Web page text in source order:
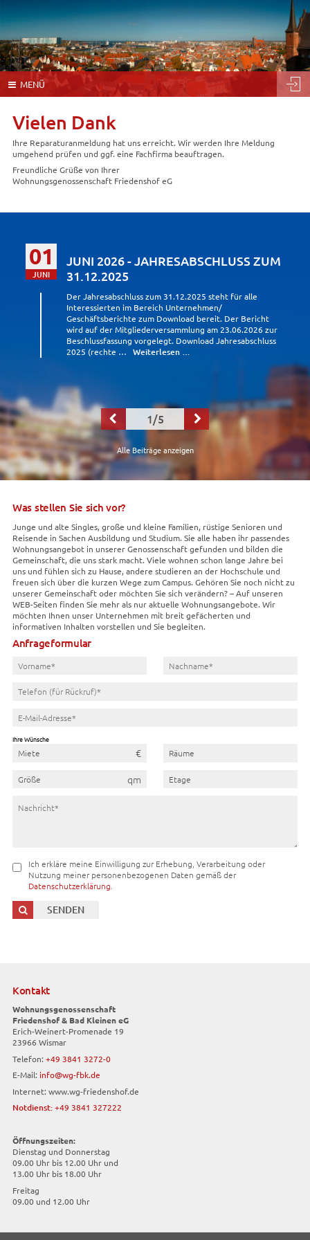
überspringen
MENÜ
Vielen Dank
Ihre Reparaturanmeldung hat uns erreicht. Wir werden Ihre Meldung
umgehend prüfen und ggf. eine Fachfirma beauftragen.
Freundliche Grüße von Ihrer
Wohnungsgenossenschaft Friedenshof eG
01
JUNI
JUNI 2026 - JAHRESABSCHLUSS ZUM
31.12.2025
Der Jahresabschluss zum 31.12.2025 steht für alle
Interessierten im Bereich Unternehmen/
Geschäftsberichte zum Download bereit. Der Bericht
wird auf der Mitgliederversammlung am 23.06.2026 zur
Beschlussfassung vorgelegt. Download Jahresabschluss
2025 (rechte …
Weiterlesen …
 1/5 
Alle Beiträge anzeigen
Was stellen Sie sich vor?
Junge und alte Singles, große und kleine Familien, rüstige Senioren und
Reisende in Sachen Ausbildung und Studium. Sie alle haben ihr passendes
Wohnungsangebot in unserer Genossenschaft gefunden und bilden die
Gemeinschaft, die uns stark macht. Viele wohnen schon lange Jahre bei
uns und fühlen sich zu Hause, andere studieren an der Hochschule und
freuen sich über die kurzen Wege zum Campus. Gehören Sie noch nicht zu
unserer Gemeinschaft oder möchten Sie sich verändern? – Auf unseren
WEB-Seiten finden Sie mehr als nur aktuelle Wohnungsangebote. Wir
möchten Ihnen unser Unternehmen mit breit gefächerten und
informativen Inhalten vorstellen und Sie begleiten.
Anfrageformular
Ihre Wünsche
Miete Räume
Größe Etage
Ich erkläre meine Einwilligung zur Erhebung, Verarbeitung oder
Nutzung meiner personenbezogenen Daten gemäß der
Datenschutzerklärung
 SENDEN
Kontakt
Wohnungsgenossenschaft
Friedenshof & Bad Kleinen eG
Erich-Weinert-Promenade 19
23966 Wismar
Telefon: +49 3841 3272-0
E-Mail: info@wg-fbk.de
Internet: www.wg-friedenshof.de
Notdienst:+49 3841 327222
Öffnungszeiten:
Dienstag und Donnerstag
09.00 Uhr bis 12.00 Uhr und
13.00 Uhr bis 18.00 Uhr
Freitag
09.00 und 12.00 Uhr